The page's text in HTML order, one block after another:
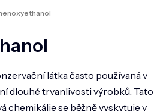
látka často používaná v
dlouhé trvanlivosti výrobků. Tato
chemikálie se běžně vyskytuje v